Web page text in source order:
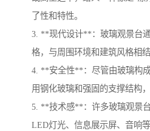
了性和特性。
3. **现代设计**：玻璃观景台
格，与周围环境和建筑风格相
4. **安全性**：尽管由玻璃构
用钢化玻璃和强固的支撑结构
5. **技术感**：许多玻璃观景
LED灯光、信息展示屏、音响